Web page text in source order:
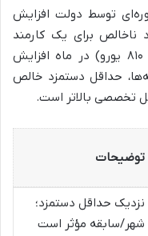
توسط دولت افزایش
حداقل دستمزد ناخالص برای یک کارمند
تمام‌وقت به ۴,۰۵۰ لئو رومانی (تقریباً ۸۱۰ یورو) در ماه افزایش
حداقل دستمزد خالص
تخصصی بالاتر است.
توضیحات
نزدیک حداقل دستمزد؛
شهر/سابقه مؤثر است